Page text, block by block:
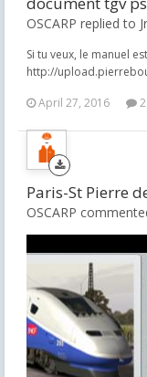
OSCARP replied to
Si tu veux, le manuel
http://
April 27, 2016
Paris-St Pierre
OSCARP